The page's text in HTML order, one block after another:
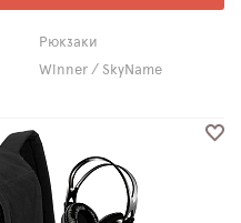
Рюкзаки
Winner / SkyName